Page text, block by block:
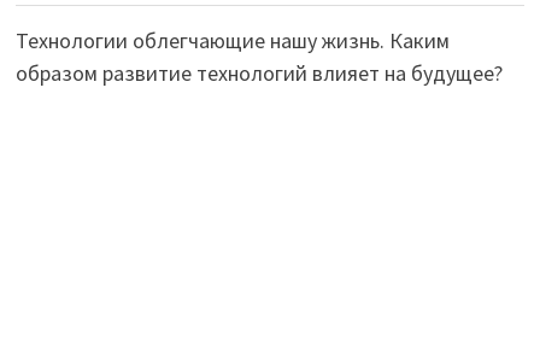
Технологии облегчающие нашу жизнь. Каким
образом развитие технологий влияет на будущее?